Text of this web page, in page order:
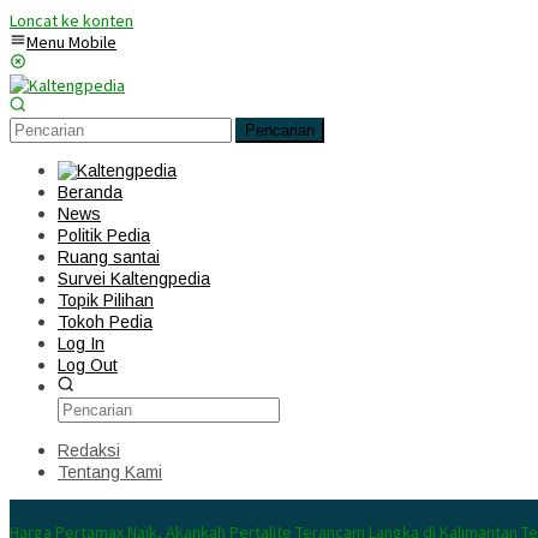
Loncat ke konten
Menu Mobile
Pencarian
Beranda
News
Politik Pedia
Ruang santai
Survei Kaltengpedia
Topik Pilihan
Tokoh Pedia
Log In
Log Out
Redaksi
Tentang Kami
Harga Pertamax Naik, Akankah Pertalite Terancam Langka di Kalimantan